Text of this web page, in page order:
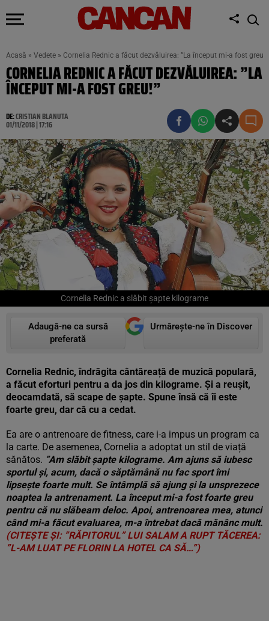
Acasă » Vedete » Cornelia Rednic a făcut dezvăluirea: ”La început mi-a fost greu!”
CORNELIA REDNIC A FĂCUT DEZVĂLUIREA: ”LA
ÎNCEPUT MI-A FOST GREU!”
DE:CRISTIAN BLANUTA
01/11/2018 | 17:16
Cornelia Rednic a slăbit șapte kilograme
Adaugă-ne ca sursă
preferată
Urmărește-ne în Discover
Cornelia Rednic, îndrăgita cântăreață de muzică populară,
a făcut eforturi pentru a da jos din kilograme. Și a reușit,
deocamdată, să scape de șapte. Spune însă că îi este
foarte greu, dar că cu a cedat.
Ea are o antrenoare de fitness, care i-a impus un program ca
la carte. De asemenea, Cornelia a adoptat un stil de viață
sănătos. ”Am slăbit şapte kilograme. Am ajuns să iubesc
sportul şi, acum, dacă o săptămână nu fac sport îmi
lipseşte foarte mult. Se întâmplă să ajung şi la unsprezece
noaptea la antrenament. La început mi-a fost foarte greu
pentru că nu slăbeam deloc. Apoi, antrenoarea mea, atunci
când mi-a făcut evaluarea, m-a întrebat dacă mănânc mult.
(CITEȘTE ȘI: ”RĂPITORUL” LUI SALAM A RUPT TĂCEREA:
”L-AM LUAT PE FLORIN LA HOTEL CA SĂ…”)